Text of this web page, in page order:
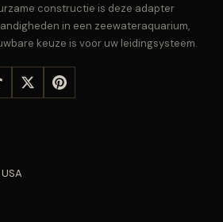
constructie is deze adapter
in een zeewateraquarium,
keuze is voor uw leidingsysteem.